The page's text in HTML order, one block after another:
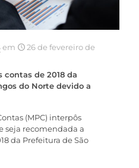
em
26 de fevereiro de
contas de 2018 da
do Norte devido a
(MPC) interpôs
seja recomendada a
da Prefeitura de São